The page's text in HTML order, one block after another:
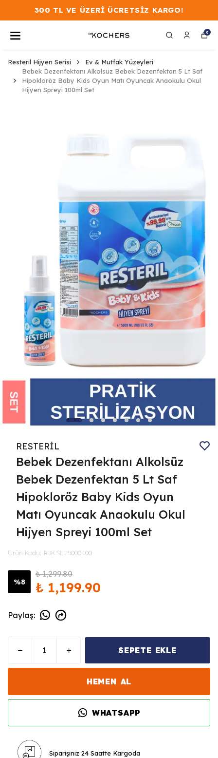
300 TL VE ÜZERİ ÜCRETSİZ KARGO!
0
Resteril Hijyen Serisi
Ev & Mutfak Yüzeyleri
Bebek Dezenfektanı Alkolsüz Bebek Dezenfektan 5 Lt Saf
Hipokloröz Baby Kids Oyun Matı Oyuncak Anaokulu Okul
Hijyen Spreyi 100ml Set
RESTERİL
Bebek Dezenfektanı Alkolsüz
Bebek Dezenfektan 5 Lt Saf
Hipokloröz Baby Kids Oyun
Matı Oyuncak Anaokulu Okul
Hijyen Spreyi 100ml Set
Ürün Kodu: RBK.SET.5000.100
%8
₺ 1,299.80
₺ 1,199.90
Paylaş:
SEPETE EKLE
HEMEN AL
WHATSAPP
Siparişiniz 24 Saatte Kargoda